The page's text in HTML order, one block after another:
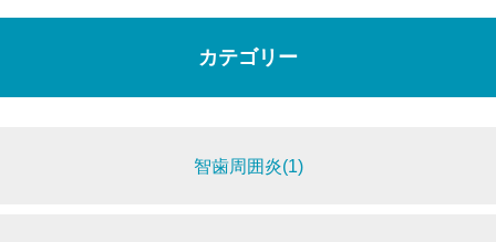
カテゴリー
智歯周囲炎(1)